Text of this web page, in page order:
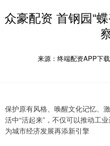
众豪配资 首钢园“
来源：终端配资APP下载
保护原有风格、唤醒文化记忆、
活中“活起来”，不仅可以推动工
为城市经济发展再添新引擎